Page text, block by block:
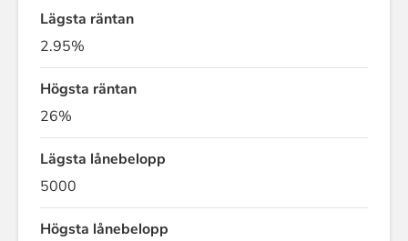
Lägsta räntan
2.95%
Högsta räntan
26%
Lägsta lånebelopp
5000
Högsta lånebelopp